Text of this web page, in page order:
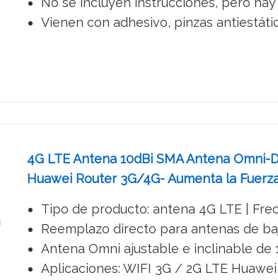
Vienen con adhesivo, pinzas
4G LTE Antena 10dBi SMA Antena
Huawei Router 3G/4G- Aumenta la
Tipo de producto: antena 4G LTE |
Reemplazo directo para antenas de
Antena Omni ajustable e inclinable de
Aplicaciones: WIFI 3G / 2G LTE